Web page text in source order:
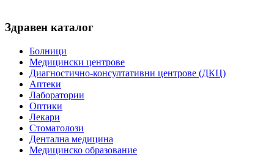
Здравен каталог
Болници
Медицински центрове
Диагностично-консултативни центрове (ДКЦ)
Аптеки
Лаборатории
Оптики
Лекари
Стоматолози
Дентална медицина
Медицинско образование